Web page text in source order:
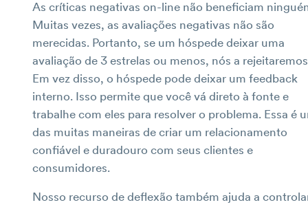
As críticas negativas on-line não beneficiam
Muitas vezes, as avaliações negativas não são
merecidas. Portanto, se um hóspede deixar uma
avaliação de 3 estrelas ou menos, nós a
Em vez disso, o hóspede pode deixar um feedback
interno. Isso permite que você vá direto à fonte e
trabalhe com eles para resolver o problema. Essa é
das muitas maneiras de criar um relacionamento
confiável e duradouro com seus clientes e
consumidores.
Nosso recurso de deflexão também ajuda a